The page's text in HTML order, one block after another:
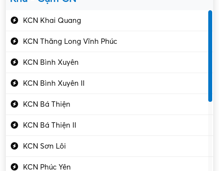
Kỹ sư điện
Kỹ thuật cao
Kỹ thuật mạng – IT
Làm bán thời gian
Lao động phổ thông
Lập trình – Phát triển
Luật – Công chứng
Marketing – PR
KCN Khai Quang
KCN Thăng Long Vĩnh Phúc
KCN Bình Xuyên
KCN Bình Xuyên II
KCN Bá Thiện
KCN Bá Thiện II
KCN Sơn Lôi
KCN Phúc Yên